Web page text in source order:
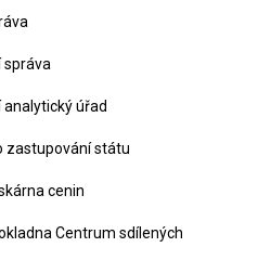
správa
analytický úřad
zastupování státu
cenin
Centrum sdílených